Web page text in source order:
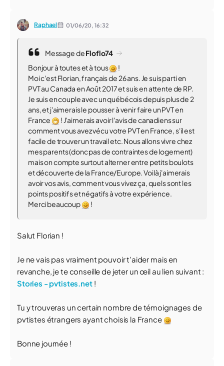
Raphael 01/06/20,16:32
Message deFloflo74
Bonjour à toutes et à tous
!
Moi c'est Florian, français de 26 ans. Je suis parti en
PVT au Canada en Août 2017 et suis en attente de RP.
Je suis en couple avec un québécois depuis plus de 2
ans, et j'aimerais le pousser à venir faire un PVT en
France
! J'aimerais avoir l'avis de canadiens sur
comment vous avez vécu votre PVT en France, s'il est
facile de trouver un travail etc. Nous allons vivre chez
mes parents (donc pas de contraintes de logement)
mais on compte surtout alterner entre petits boulots
et découverte de la France/Europe. Voilà j'aimerais
avoir vos avis, comment vous vivez ça, quels sont les
points positifs et négatifs à votre expérience.
Merci beaucoup
!
Salut Florian !
Je ne vais pas vraiment pouvoir t'aider mais en
revanche, je te conseille de jeter un œil au lien suivant :
Stories - pvtistes.net!
Tu y trouveras un certain nombre de témoignages de
pvtistes étrangers ayant choisis la France
Bonne journée !